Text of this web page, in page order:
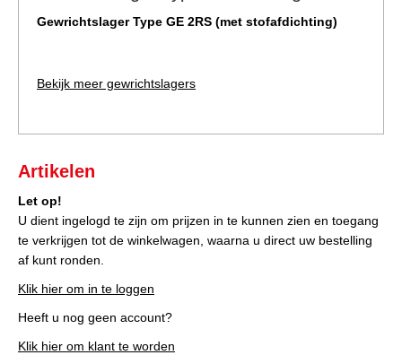
Gewrichtslager Type GE 2RS (met stofafdichting)
Bekijk meer gewrichtslagers
Artikelen
Let op!
U dient ingelogd te zijn om prijzen in te kunnen zien en toegang
te verkrijgen tot de winkelwagen, waarna u direct uw bestelling
af kunt ronden.
Klik hier om in te loggen
Heeft u nog geen account?
Klik hier om klant te worden